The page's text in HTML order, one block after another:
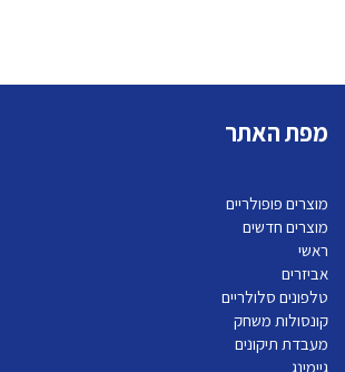
מפת האתר
מוצרים פופולריים
מוצרים חדשים
ראשי
אביזרים
טלפונים סלולריים
קונסולות משחק
מעבדת תיקונים
גיימינג